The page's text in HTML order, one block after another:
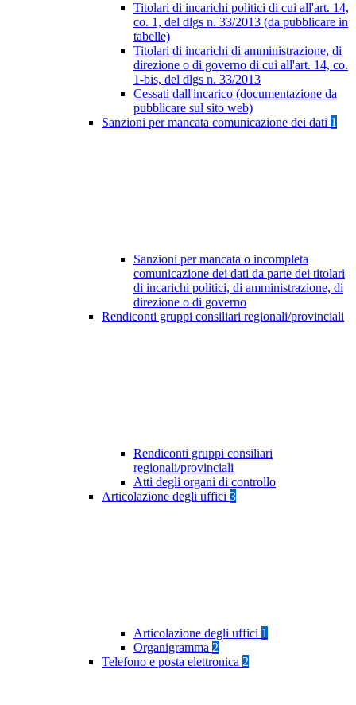
Titolari di incarichi politici di cui all'art. 14,
co. 1, del dlgs n. 33/2013 (da pubblicare in
tabelle)
Titolari di incarichi di amministrazione, di
direzione o di governo di cui all'art. 14, co.
1-bis, del dlgs n. 33/2013
Cessati dall'incarico (documentazione da
pubblicare sul sito web)
Sanzioni per mancata comunicazione dei dati 1
Sanzioni per mancata o incompleta
comunicazione dei dati da parte dei titolari
di incarichi politici, di amministrazione, di
direzione o di governo
Rendiconti gruppi consiliari regionali/provinciali
Rendiconti gruppi consiliari
regionali/provinciali
Atti degli organi di controllo
Articolazione degli uffici 3
Articolazione degli uffici 1
Organigramma 2
Telefono e posta elettronica 2